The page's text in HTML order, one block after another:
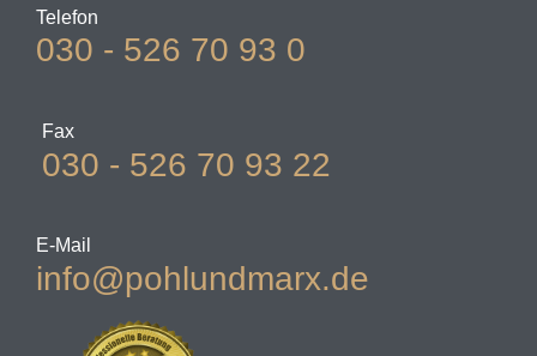
Telefon
030 - 526 70 93 0
Fax
030 - 526 70 93 22
E-Mail
info@pohlundmarx.de